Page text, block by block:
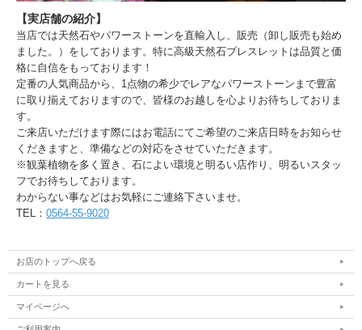
【実店舗の紹介】
当店では天然石やパワーストーンを直輸入し、販売（卸し販売も始め
ました。）をしております。特に高級天然石ブレスレットは品質と価
格に自信をもっております！
定番の人気商品から、1点物の希少でレアなパワーストーンまで豊富
に取り揃えておりますので、皆様のお越しを心よりお待ちしておりま
す。
ご来店いただけます際にはお電話にてご希望のご来店日時をお知らせ
くだきますと、準備などの対応をさせていただきます。
※観葉植物を多く置き、石によい環境と明るい店作り、明るいスタッ
フでお待ちしております。
わからない事などはお気軽にご連絡下さいませ。
TEL： 0564-55-9020
お店のトップへ戻る
カートを見る
マイページへ